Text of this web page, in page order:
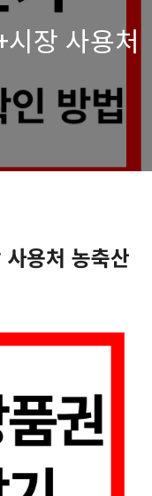
장 사용처
용처 농축산